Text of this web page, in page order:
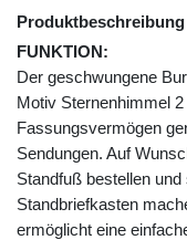
Produktbeschreibung
FUNKTION:
Der geschwungene
Motiv Sternenhimmel
Fassungsvermögen
Sendungen. Auf
Standfuß bestellen
Standbriefkasten
ermöglicht eine